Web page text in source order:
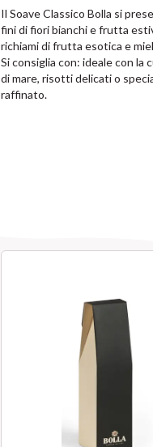
Il Soave Classico Bolla si
fini di fiori bianchi e frutta
richiami di frutta esotica e
Si consiglia con: ideale con
di mare, risotti delicati o
raffinato.